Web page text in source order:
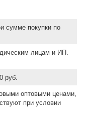
сумме покупки по
лицам и ИП.
руб.
оптовыми ценами,
при условии